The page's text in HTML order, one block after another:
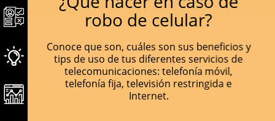
robo de celular?
Conoce que son, cuáles son sus beneficios y
tips de uso de tus diferentes servicios de
telecomunicaciones: telefonía móvil,
telefonía fija, televisión restringida e
Internet.